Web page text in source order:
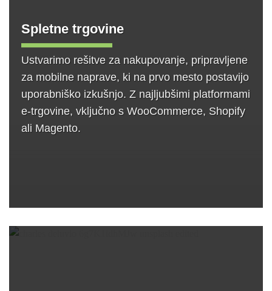
Spletne trgovine
Ustvarimo rešitve za nakupovanje, pripravljene
za mobilne naprave, ki na prvo mesto postavijo
uporabniško izkušnjo. Z najljubšimi platformami
e-trgovine, vključno s WooCommerce, Shopify
ali Magento.